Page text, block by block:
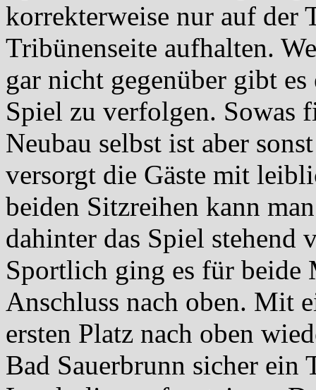
korrekterweise nur auf der
Tribünenseite aufhalten.
gar nicht gegenüber gibt
Spiel zu verfolgen. Sowas
Neubau selbst ist aber
versorgt die Gäste mit
beiden Sitzreihen kann
dahinter das Spiel
Sportlich ging es für beide
Anschluss nach oben. Mit
ersten Platz nach oben
Bad Sauerbrunn sicher ein